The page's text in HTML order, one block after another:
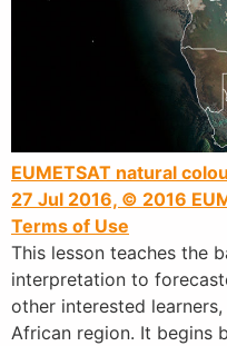
EUMETSAT natural
27 Jul 2016, © 2016
Terms of Use
This lesson teaches the
interpretation to
other interested
African region. It begins